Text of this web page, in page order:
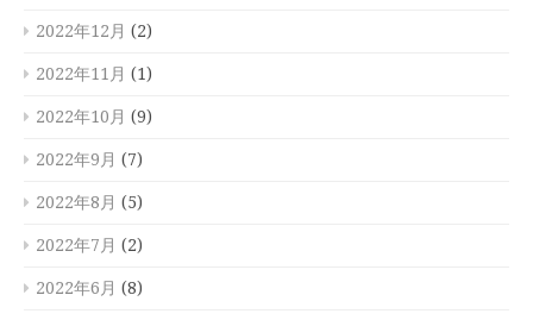
2022年12月 (2)
2022年11月 (1)
2022年10月 (9)
2022年9月 (7)
2022年8月 (5)
2022年7月 (2)
2022年6月 (8)